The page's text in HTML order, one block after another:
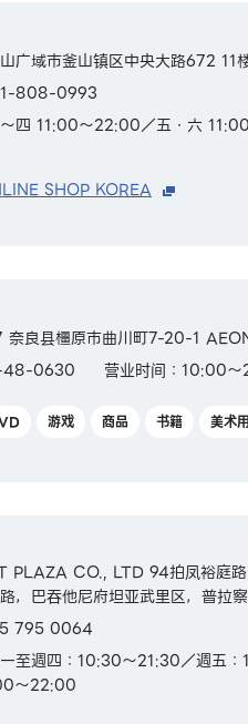
广域市釜山镇区中央大路672 11
808-0993
四 11:00～22:00／五・六
SHOP KOREA
良县橿原市曲川町7-20-1
48-0630
营业时间：10:00
游戏 商品 书籍 美术
PLAZA CO., LTD 94拍凤裕庭
，巴吞他尼府坦亚武里区，普拉
795 0064
至週四：10:30～21:30／週五
～22:00